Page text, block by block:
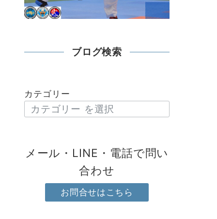
ブログ検索
カテゴリー
メール・LINE・電話で問い
合わせ
お問合せはこちら